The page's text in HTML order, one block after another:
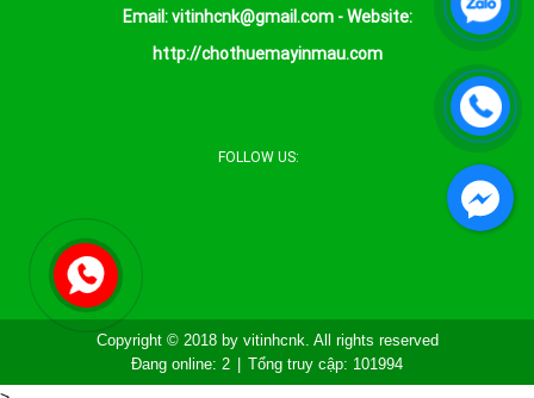
Email: vitinhcnk@gmail.com- Website:
http://chothuemayinmau.com
FOLLOW US:
Copyright © 2018 by vitinhcnk. All rights reserved
Đang online: 2 | Tổng truy cập: 101994